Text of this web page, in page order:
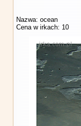
Nazwa: ocean
Cena w irkach: 10